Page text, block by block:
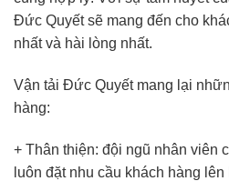
Đức Quyết sẽ mang đến cho
nhất và hài lòng nhất.
Vận tải Đức Quyết mang lại
hàng:
+ Thân thiện: đội ngũ nhân viên
luôn đặt nhu cầu khách hàng